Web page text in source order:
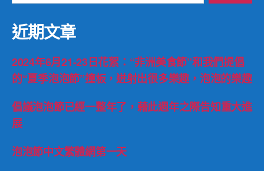
關
鍵
字:
近期文章
2024年6月21-23日花絮：“非洲美食節”和我們提倡
的“夏季泡泡節”撞板，迸射出很多樂趣，泡泡的樂趣
倡議泡泡節已經一整年了，藉此週年之際告知重大進
展
泡泡節中文繁體網第一天